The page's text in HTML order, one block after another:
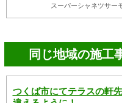
スーパーシャネツサー
同じ地域の施工
つくば市にてテラスの軒